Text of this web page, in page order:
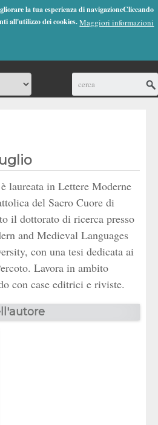
la tua esperienza di navigazioneCliccando
all'utilizzo dei cookies.Maggiori informazioni
(0)
laureata in Lettere Moderne
del Sacro Cuore di
il dottorato di ricerca presso
and Medieval Languages
con una tesi dedicata ai
Lavora in ambito
con case editrici e riviste.